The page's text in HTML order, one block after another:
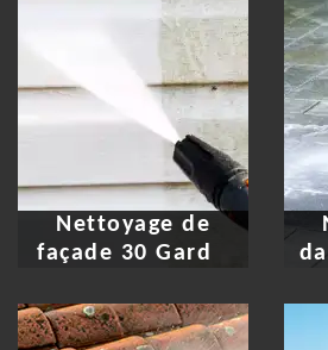
Nettoyage de
façade 30 Gard